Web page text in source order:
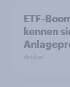
ETF-
kennen
Artikel